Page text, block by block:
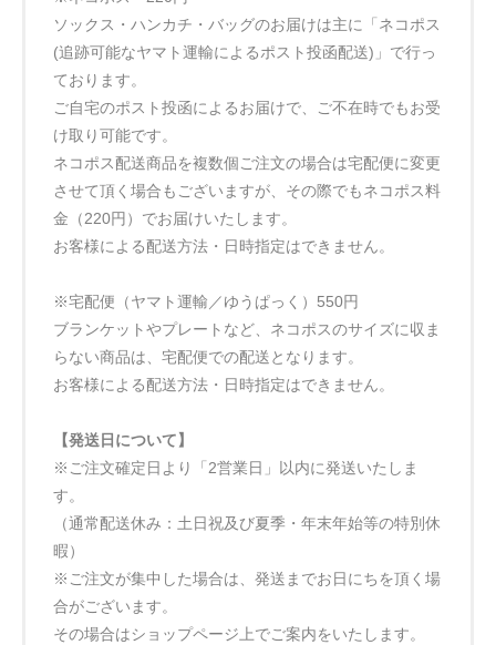
ソックス・ハンカチ・バッグのお届けは主に「ネコポス
(追跡可能なヤマト運輸によるポスト投函配送)」で行っ
ております。
ご自宅のポスト投函によるお届けで、ご不在時でもお受
け取り可能です。
ネコポス配送商品を複数個ご注文の場合は宅配便に変更
させて頂く場合もございますが、その際でもネコポス料
金（220円）でお届けいたします。
お客様による配送方法・日時指定はできません。
※宅配便（ヤマト運輸／ゆうぱっく）550円
ブランケットやプレートなど、ネコポスのサイズに収ま
らない商品は、宅配便での配送となります。
お客様による配送方法・日時指定はできません。
【発送日について】
※ご注文確定日より「2営業日」以内に発送いたしま
す。
（通常配送休み：土日祝及び夏季・年末年始等の特別休
暇）
※ご注文が集中した場合は、発送までお日にちを頂く場
合がございます。
その場合はショップページ上でご案内をいたします。